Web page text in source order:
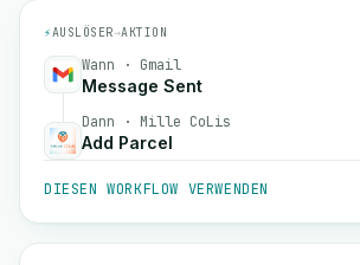
⚡AUSLÖSER→AKTION
Wann · Gmail
Message Sent
Dann · Mille CoLis
Add Parcel
DIESEN WORKFLOW VERWENDEN